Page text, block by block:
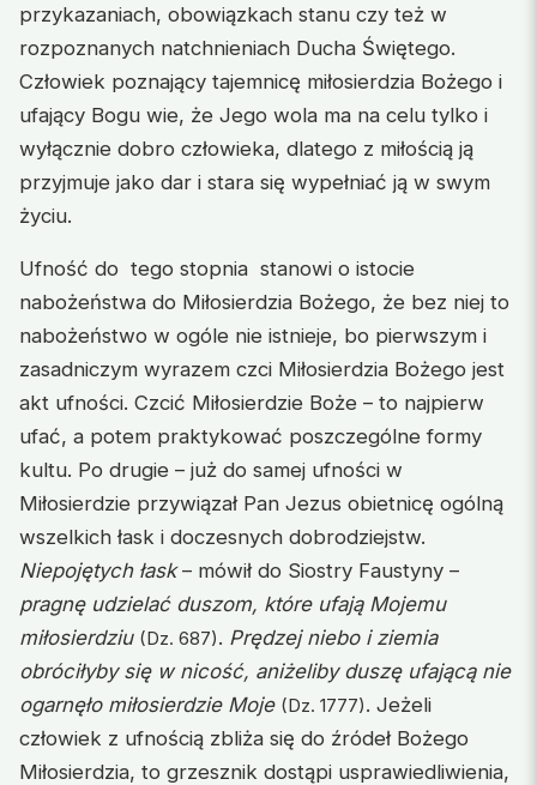
przykazaniach, obowiązkach stanu czy też w
rozpoznanych natchnieniach Ducha Świętego.
Człowiek poznający tajemnicę miłosierdzia Bożego i
ufający Bogu wie, że Jego wola ma na celu tylko i
wyłącznie dobro człowieka, dlatego z miłością ją
przyjmuje jako dar i stara się wypełniać ją w swym
życiu.
Ufność do tego stopnia stanowi o istocie
nabożeństwa do Miłosierdzia Bożego, że bez niej to
nabożeństwo w ogóle nie istnieje, bo pierwszym i
zasadniczym wyrazem czci Miłosierdzia Bożego jest
akt ufności. Czcić Miłosierdzie Boże – to najpierw
ufać, a potem praktykować poszczególne formy
kultu. Po drugie – już do samej ufności w
Miłosierdzie przywiązał Pan Jezus obietnicę ogólną
wszelkich łask i doczesnych dobrodziejstw.
Niepojętych łask– mówił do Siostry Faustyny –
pragnę udzielać duszom, które ufają Mojemu
miłosierdziu (Dz. 687). Prędzej niebo i ziemia
obróciłyby się w nicość, aniżeliby duszę ufającą nie
ogarnęło miłosierdzie Moje (Dz. 1777). Jeżeli
człowiek z ufnością zbliża się do źródeł Bożego
Miłosierdzia, to grzesznik dostąpi usprawiedliwienia,